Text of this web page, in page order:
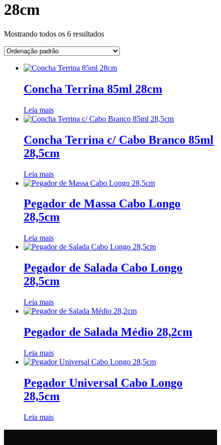
28cm
Mostrando todos os 6 resultados
Concha Terrina 85ml 28cm
Leia mais
Concha Terrina c/ Cabo Branco 85ml
28,5cm
Leia mais
Pegador de Massa Cabo Longo
28,5cm
Leia mais
Pegador de Salada Cabo Longo
28,5cm
Leia mais
Pegador de Salada Médio 28,2cm
Leia mais
Pegador Universal Cabo Longo
28,5cm
Leia mais